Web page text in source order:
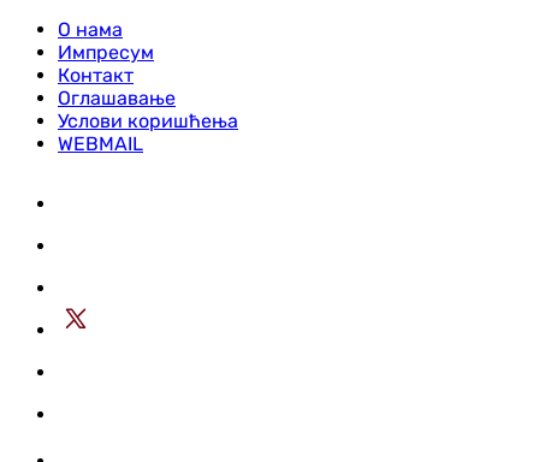
О нама
Импресум
Контакт
Оглашавање
Услови коришћења
WEBMAIL